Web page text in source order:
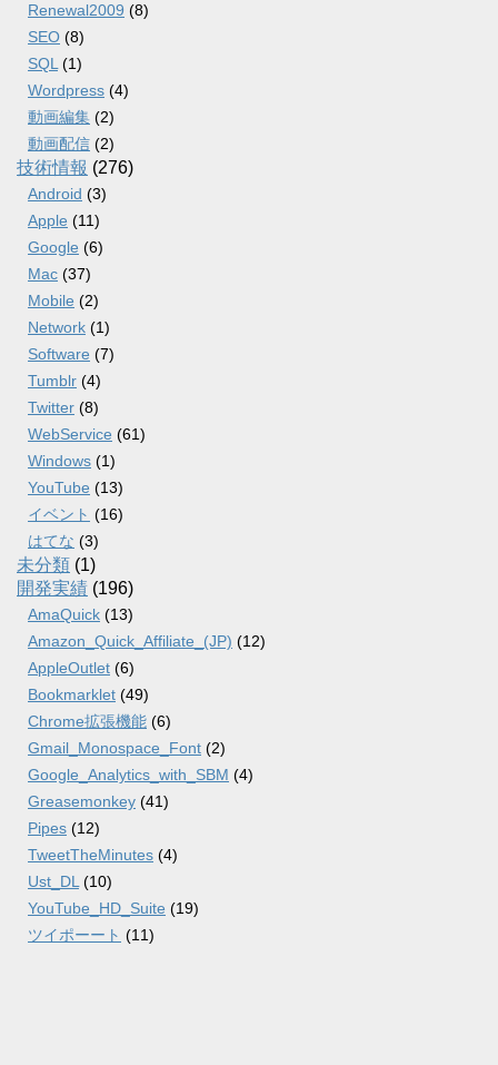
Renewal2009 (8)
SEO (8)
SQL (1)
Wordpress (4)
動画編集 (2)
動画配信 (2)
技術情報 (276)
Android (3)
Apple (11)
Google (6)
Mac (37)
Mobile (2)
Network (1)
Software (7)
Tumblr (4)
Twitter (8)
WebService (61)
Windows (1)
YouTube (13)
イベント (16)
はてな (3)
未分類 (1)
開発実績 (196)
AmaQuick (13)
Amazon_Quick_Affiliate_(JP) (12)
AppleOutlet (6)
Bookmarklet (49)
Chrome拡張機能 (6)
Gmail_Monospace_Font (2)
Google_Analytics_with_SBM (4)
Greasemonkey (41)
Pipes (12)
TweetTheMinutes (4)
Ust_DL (10)
YouTube_HD_Suite (19)
ツイポーート (11)